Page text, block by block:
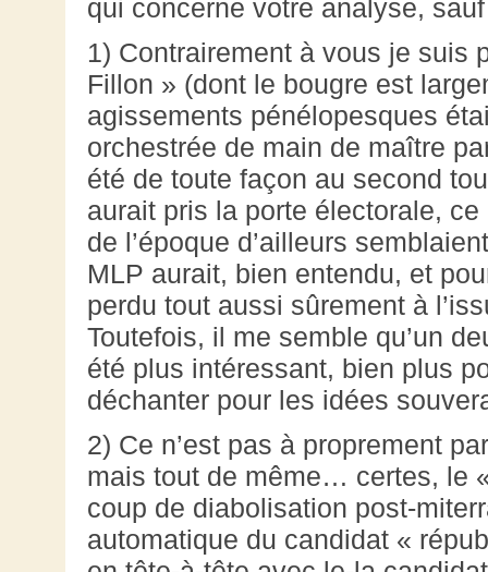
qui concerne votre analyse,
1) Contrairement à vous je suis
Fillon » (dont le bougre est
agissements pénélopesques
orchestrée de main de maître
été de toute façon au second
aurait pris la porte électorale,
de l’époque d’ailleurs
MLP aurait, bien entendu, et
perdu tout aussi sûrement à
Toutefois, il me semble qu’un
été plus intéressant, bien plus
déchanter pour les idées
2) Ce n’est pas à proprement
mais tout de même… certes, le
coup de diabolisation post-
automatique du candidat «